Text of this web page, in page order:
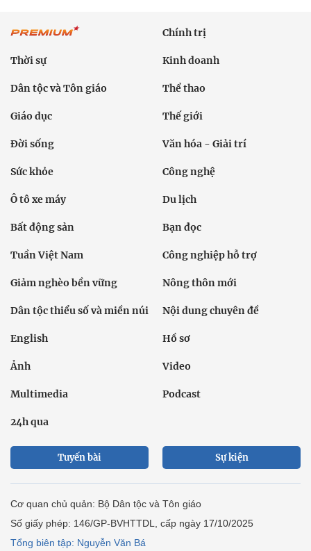
Chính trị
Thời sự Kinh doanh
Dân tộc và Tôn giáo Thể thao
Giáo dục Thế giới
Đời sống Văn hóa - Giải trí
Sức khỏe Công nghệ
Ô tô xe máy Du lịch
Bất động sản Bạn đọc
Tuần Việt Nam Công nghiệp hỗ trợ
Giảm nghèo bền vững Nông thôn mới
Dân tộc thiểu số và miền núi Nội dung chuyên đề
English Hồ sơ
Ảnh Video
Multimedia Podcast
24h qua
Tuyến bài Sự kiện
Cơ quan chủ quản: Bộ Dân tộc và Tôn giáo
Số giấy phép: 146/GP-BVHTTDL, cấp ngày 17/10/2025
Tổng biên tập: Nguyễn Văn Bá